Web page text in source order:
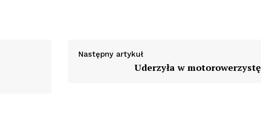
Następny artykuł
Uderzyła w motorowerzystę